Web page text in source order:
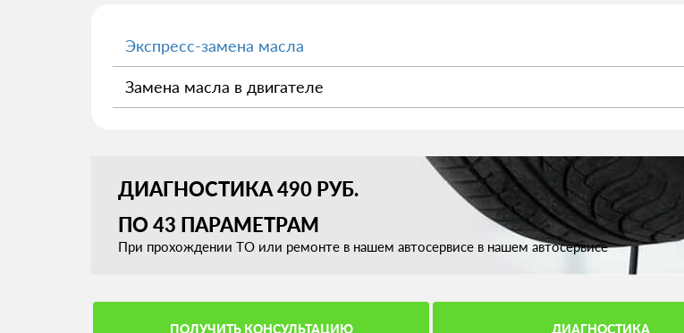
Экспресс-замена масла
Замена масла в двигателе
ДИАГНОСТИКА 490 РУБ.
ПО 43 ПАРАМЕТРАМ
При прохождении ТО или ремонте в нашем автосервисе в нашем автосервисе
ПОЛУЧИТЬ КОНСУЛЬТАЦИЮ ДИАГНОСТИКА